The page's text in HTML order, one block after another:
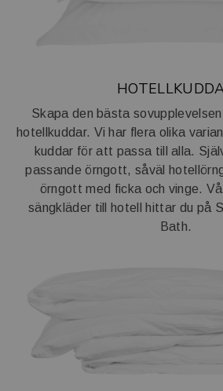
Skapa den bästa
hotellkuddar. Vi har flera olika
kuddar för att passa till alla.
passande örngott, såväl
örngott med ficka och vinge.
sängkläder till hotell hittar du på
Bath.